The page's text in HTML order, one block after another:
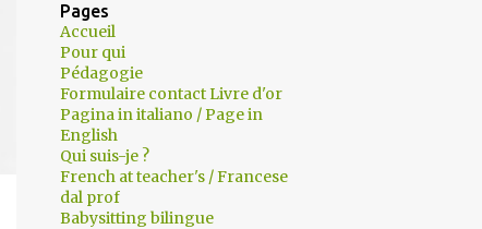
Pages
Accueil
Pour qui
Pédagogie
Formulaire contact Livre d'or
Pagina in italiano / Page in
English
Qui suis-je ?
French at teacher's / Francese
dal prof
Babysitting bilingue